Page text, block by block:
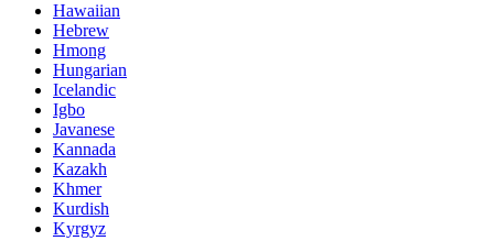
Hawaiian
Hebrew
Hmong
Hungarian
Icelandic
Igbo
Javanese
Kannada
Kazakh
Khmer
Kurdish
Kyrgyz